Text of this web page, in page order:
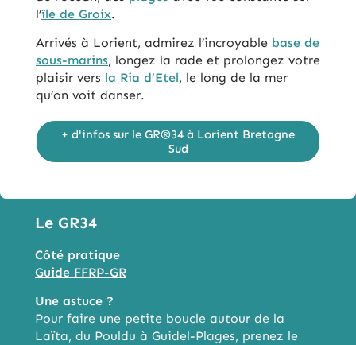
Le GR34
Côté pratique
Guide FFRP-GR
Une astuce ?
Pour faire une petite boucle autour de la
Laïta, du Pouldu à Guidel-Plages, prenez le
l’île de Groix.
Arrivés à Lorient, admirez l’incroyable base de
sous-marins, longez la rade et prolongez votre
plaisir vers la Ria d’Etel, le long de la mer
qu’on voit danser.
+ d'infos sur le GR®34 à Lorient Bretagne
Sud